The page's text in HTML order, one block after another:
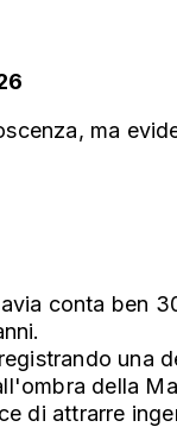
ma
conta ben
una
della
di attrarre